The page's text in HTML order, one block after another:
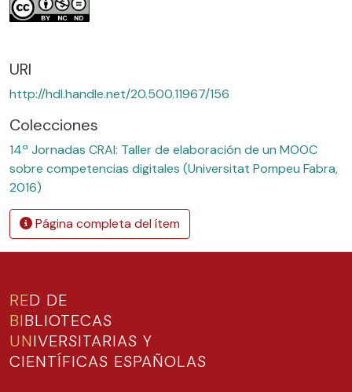
URI
http://hdl.handle.net/20.500.11967/156
Colecciones
14ª Jornadas CRAI: Taller de elaboración de un MOOC
sobre competencias digitales (Universitat Pompeu Fabra,
2016)
Página completa del ítem
RED DE
BIBLIOTECAS
UNIVERSITARIAS Y
CIENTÍFICAS ESPAÑOLAS